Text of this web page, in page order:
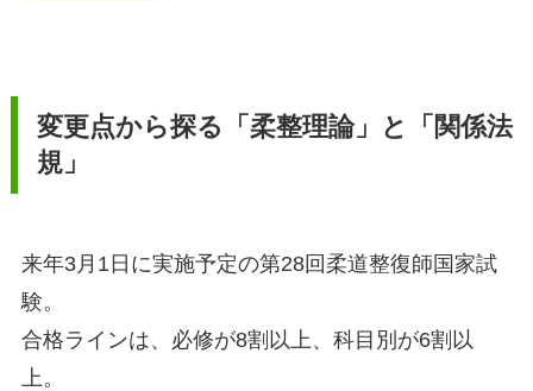
変更点から探る「柔整理論」と「関係法
規」
来年3月1日に実施予定の第28回柔道整復師国家試
験。
合格ラインは、必修が8割以上、科目別が6割以
上。